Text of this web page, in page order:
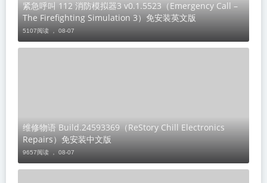
紧急呼叫 112 消防模拟器3 v0.1.5523（Emergency Call –
The Firefighting Simulation 3）免安装英文版
5107阅读 ， 08-07
维修物语 Build.24593369（ReStory Chill Electronics
Repairs）免安装中文版
9657阅读 ， 08-07